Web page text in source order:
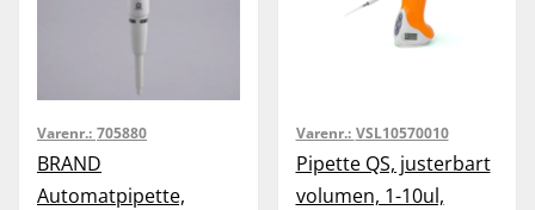
Varenr.: 705880
BRAND
Automatpipette,
Varenr.: VSL10570010
Pipette QS, justerbart
volumen, 1-10ul,